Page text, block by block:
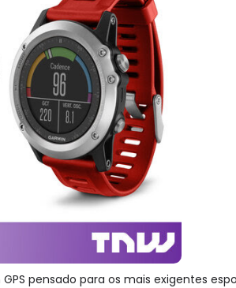
pensado para os mais exigentes